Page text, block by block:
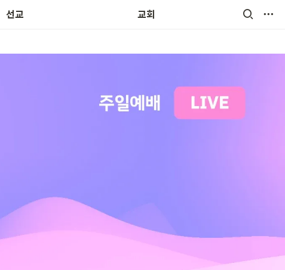
선교 교회
교회소식 및 앨범